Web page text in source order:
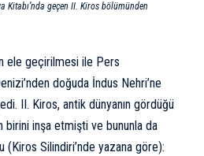
Kitabı’nda geçen II. Kiros bölümünden
ele geçirilmesi ile Pers
doğuda İndus Nehri’ne
II. Kiros, antik dünyanın gördüğü
birini inşa etmişti ve bununla da
(Kiros Silindiri’nde yazana göre):